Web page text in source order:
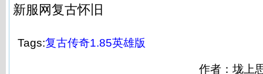
新服网复古怀旧
Tags:复古传奇1.85英雄版
作者：垅上